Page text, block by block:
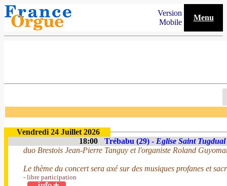
Version
Mobile
Menu
Vendredi 24 Juillet 2026
18:00
Trébabu (29) - Eglise Saint Tugdual
duo Brestois Jean-Pierre Tanguy et l'organiste Roland
Le thème du concert sera axé sur des musiques profanes et
- libre participation